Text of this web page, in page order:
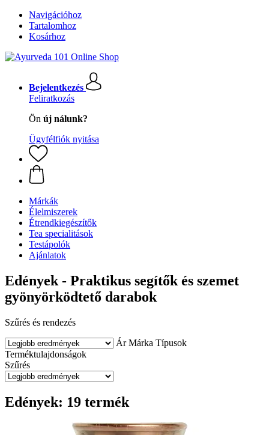
Navigációhoz
Tartalomhoz
Kosárhoz
Bejelentkezés
Feliratkozás
Ön új nálunk?
Ügyfélfiók nyitása
Márkák
Élelmiszerek
Étrendkiegészítők
Tea specialitások
Testápolók
Ajánlatok
Edények - Praktikus segítők és szemet
gyönyörködtető darabok
Szűrés és rendezés
Ár Márka Típusok
Terméktulajdonságok
Szűrés
Edények: 19 termék